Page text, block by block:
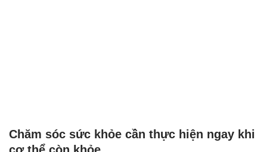
Chăm sóc sức khỏe cần thực hiện ngay khi